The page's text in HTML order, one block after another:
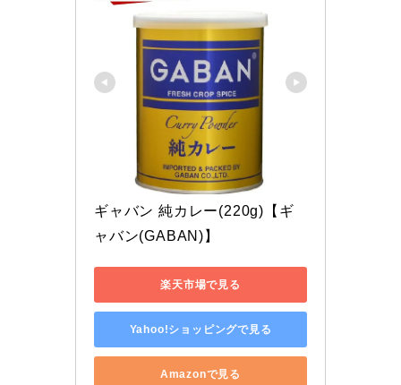
ギャバン 純カレー(220g)【ギ
ャバン(GABAN)】
楽天市場で見る
Yahoo!ショッピングで見る
Amazonで見る